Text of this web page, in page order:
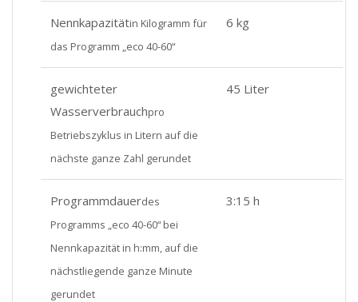
Nennkapazitätin Kilogramm für
das Programm „eco 40-60“
6 kg
gewichteter
Wasserverbrauchpro
Betriebszyklus in Litern auf die
nächste ganze Zahl gerundet
45 Liter
Programmdauerdes
Programms „eco 40-60“ bei
Nennkapazität in h:mm, auf die
nächstliegende ganze Minute
gerundet
3:15 h